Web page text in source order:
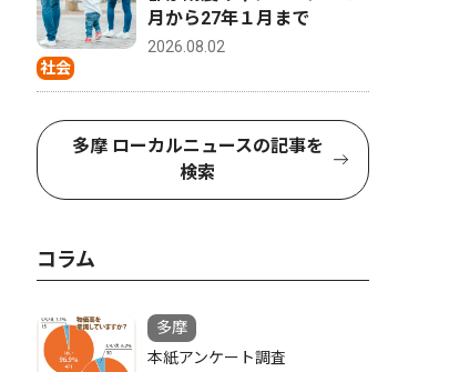
社会
月から27年１月まで
2026.08.02
多摩 ローカルニュースの記事を
検索
コラム
多摩
本紙アンケート調査